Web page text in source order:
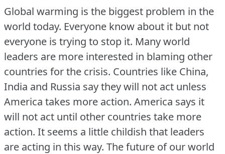
Global warming is the biggest problem in the
world today. Everyone know about it but not
everyone is trying to stop it. Many world
leaders are more interested in blaming other
countries for the crisis. Countries like China,
India and Russia say they will not act unless
America takes more action. America says it
will not act until other countries take more
action. It seems a little childish that leaders
are acting in this way. The future of our world